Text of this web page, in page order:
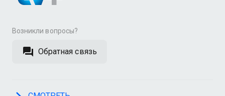
Возникли вопросы?
Обратная связь